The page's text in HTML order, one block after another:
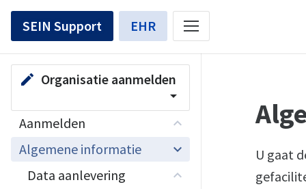
SEIN Support EHR
edit Organisatie aanmelden
arrow_drop_down
Aanmelden
Algemene informatie
Data aanlevering
U gaat